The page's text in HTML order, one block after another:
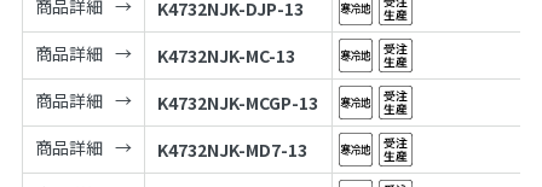
商品詳細
K4732NJK-DJP-13
商品詳細
K4732NJK-MC-13
商品詳細
K4732NJK-MCGP-13
商品詳細
K4732NJK-MD7-13